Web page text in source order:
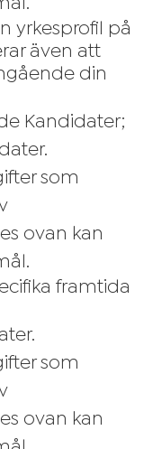
yrkesprofil på
även att
din
Kandidater;
som
ovan kan
framtida
som
ovan kan